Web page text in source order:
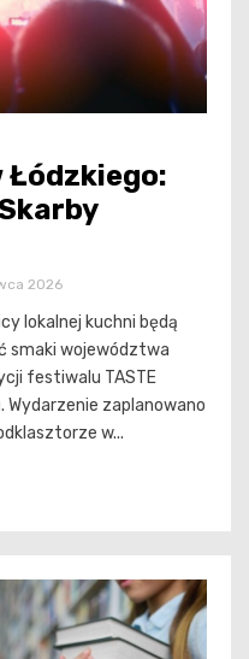
Łódzkiego:
2026
lokalnej kuchni będą
smaki województwa
festiwalu TASTE
Wydarzenie zaplanowano
w...